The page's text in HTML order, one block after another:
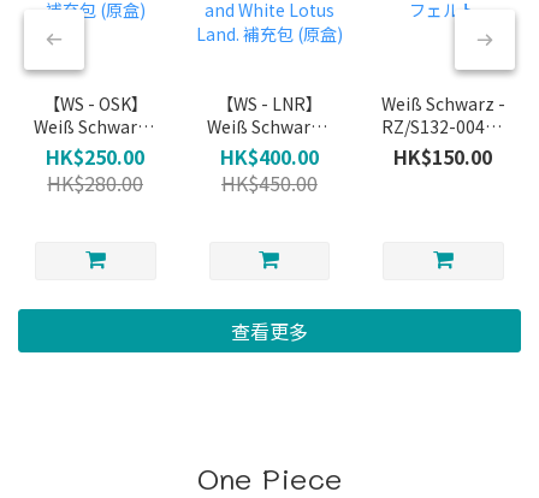
【WS - OSK】
Weiß Schwarz -
【推しの子】
Vol.3 補充包 (原
盒)
HK$250.00
HK$280.00
【WS - LNR】
Weiß Schwarz -
東方Project ～
Black and White
Lotus Land. 補充
HK$400.00
HK$450.00
Weiß Schwarz -
RZ/S132-004SP
- SP - オンステー
ジ！ フェルト
HK$150.00
查看更多
One Piece